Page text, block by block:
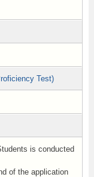
Test)
is conducted
of the application